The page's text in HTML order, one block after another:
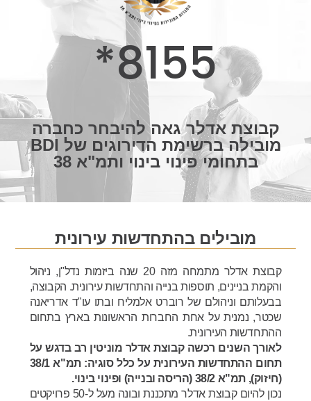
8155*
קבוצת אדלר גאה להיבחר כחברה
מובילה ברשימת הדירוגים של BDI
בתחומי פינוי בינוי ותמ"א 38
מובילים בהתחדשות עירונית
קבוצת אדלר מתמחה‭ ‬מזה ‭ ‬20שנה‭ ‬ביזמות‭ ‬נדל"ן, ‬ניהול‭
‬והקמת ‬בניינים, ‬תוספות‭ ‬בנייה‭ ‬והתחדשות‭ ‬עירונית. הקבוצה,
בבעלותם וניהולם של רוברט אלמליח ובתו עו"ד אדריאנה
שכטר, נמנית על אחת החברות הראשונות בארץ בתחום
ההתחדשות העירונית.
לאורך השנים רכשה קבוצת אדלר מוניטין רב בדגש על
תחום ההתחדשות העירונית על כלל סוגיה: תמ"א 38/1
(חיזוק), תמ"א 38/2 (הריסה ובנייה) ופינוי בינוי.
נכון להיום קבוצת אדלר מתכננת ובונה מעל ל-50 פרויקטים